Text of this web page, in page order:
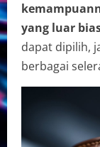
yang luar
dapat dipilih,
berbagai